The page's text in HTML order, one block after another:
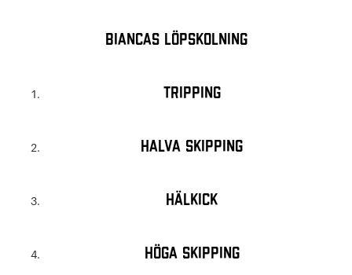
Biancas löpskolning
Tripping
Halva skipping
Hälkick
Höga skipping